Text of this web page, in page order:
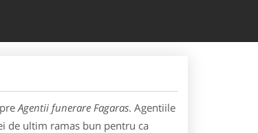
Agentii funerare Fagaras. Agentiile
de ultim ramas bun pentru ca